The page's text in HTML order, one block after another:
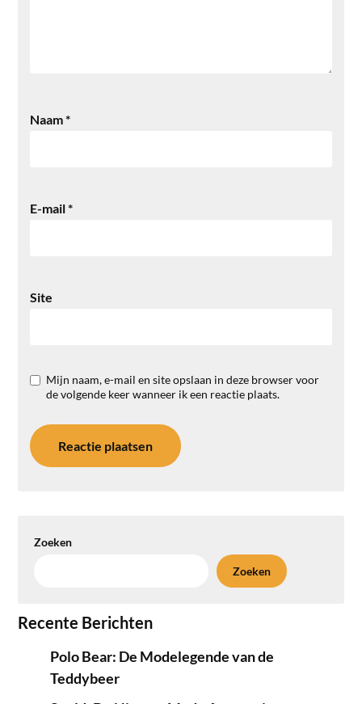
Naam*
E-mail*
Site
Mijn naam, e-mail en site opslaan in deze browser voor
de volgende keer wanneer ik een reactie plaats.
Zoeken
Zoeken
Recente Berichten
Polo Bear: De Modelegende van de
Teddybeer